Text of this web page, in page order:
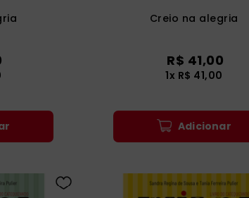
Creio na alegria
R$ 41,00
1x R$ 41,00
Adicionar